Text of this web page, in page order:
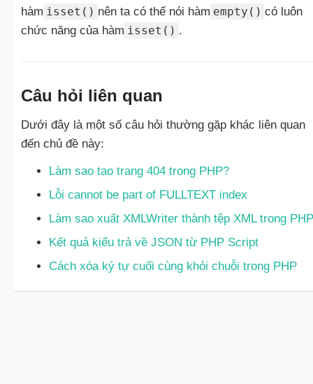
hàm isset() nên ta có thể nói hàm empty() có luôn
chức năng của hàm isset() .
Câu hỏi liên quan
Dưới đây là một số câu hỏi thường gặp khác liên quan
đến chủ đề này:
Làm sao tạo trang 404 trong PHP?
Lỗi cannot be part of FULLTEXT index
Làm sao xuất XMLWriter thành tệp XML trong
Kết quả kiểu trả về JSON từ PHP Script
Cách xóa ký tự cuối cùng khỏi chuỗi trong PHP